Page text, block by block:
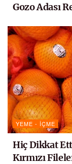
Gozo Adası
YEME - İÇME
Hiç Dikkat
Kırmızı